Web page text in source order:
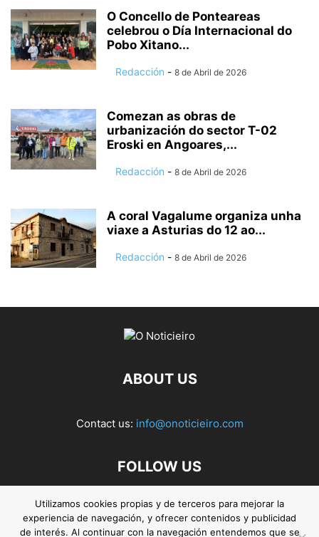
O Concello de Ponteareas
celebrou o Día Internacional do
Pobo Xitano...
Redacción - 8 de Abril de 2026
Comezan as obras de
urbanización do sector T-02
Eroski en Angoares,...
Redacción - 8 de Abril de 2026
A coral Vagalume organiza unha
viaxe a Asturias do 12 ao...
Redacción - 8 de Abril de 2026
ABOUT US
Contact us: info@onoticieiro.com
FOLLOW US
Utilizamos cookies propias y de terceros para mejorar la
experiencia de navegación, y ofrecer contenidos y publicidad
de interés. Al continuar con la navegación entendemos que se